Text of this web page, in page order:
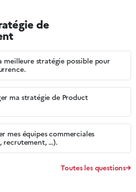
de
meilleure stratégie possible pour
ma stratégie de Product
mes équipes commerciales
recrutement, …).
Toutes les questions